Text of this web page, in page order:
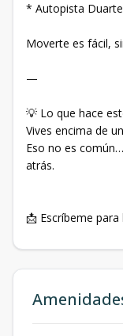
* Autopista Duarte
Moverte es fácil,
—
💡 Lo que hace
Vives encima de
Eso no es
atrás.
📩 Escríbeme